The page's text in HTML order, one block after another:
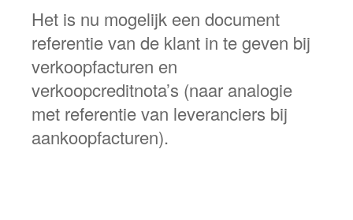
Het is nu mogelijk een document
referentie van de klant in te geven bij
verkoopfacturen en
verkoopcreditnota’s (naar analogie
met referentie van leveranciers bij
aankoopfacturen).